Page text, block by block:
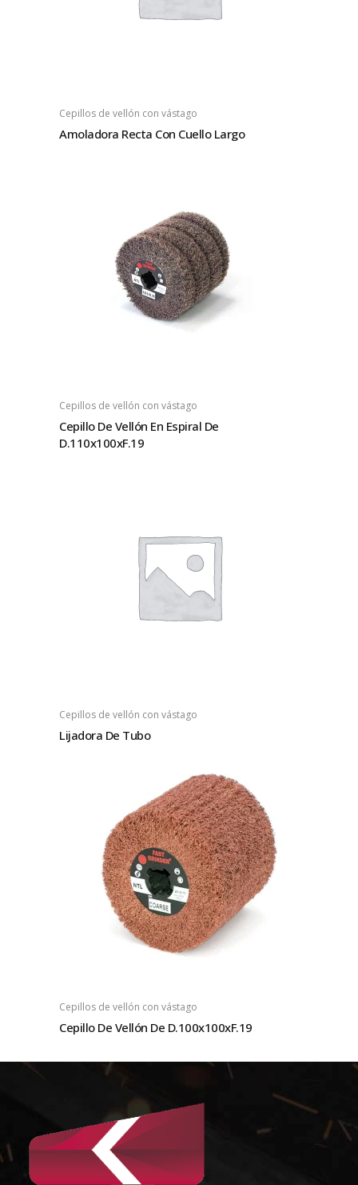
Cepillos de vellón con vástago
Amoladora Recta Con Cuello Largo
Cepillos de vellón con vástago
Cepillo De Vellón En Espiral De
D.110x100xF.19
Cepillos de vellón con vástago
Lijadora De Tubo
Cepillos de vellón con vástago
Cepillo De Vellón De D.100x100xF.19